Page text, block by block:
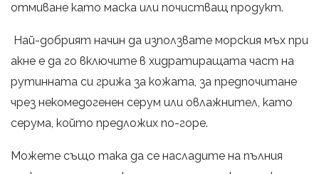
отмиване като маска или почистващ продукт.
Най-добрият начин да използвате морския мъх при
акне е да го включите в хидратиращата част на
рутинната си грижа за кожата, за предпочитане
чрез некомедогенен серум или овлажнител, като
серума, който предложих по-горе.
Можете също така да се насладите на пълния